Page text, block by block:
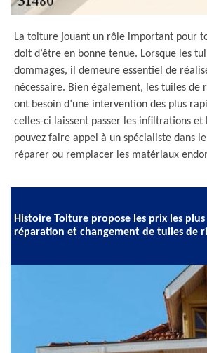
La toiture jouant un rôle important pour
doit d’être en bonne tenue. Lorsque les
dommages, il demeure essentiel de
nécessaire. Bien également, les tuiles de
ont besoin d’une intervention des plus
celles-ci laissent passer les infiltrations et
pouvez faire appel à un spécialiste dans
réparer ou remplacer les matériaux
Histoire Toiture propose les prix les
réparation et changement de tuiles de